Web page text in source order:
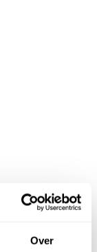
Over